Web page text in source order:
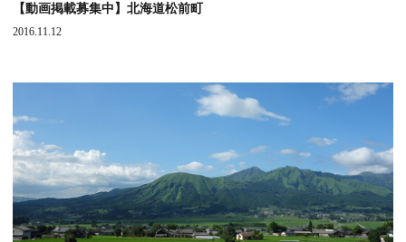
【動画掲載募集中】北海道松前町
2016.11.12